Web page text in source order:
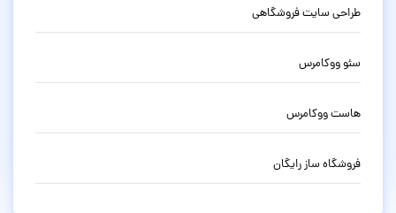
طراحی سایت فروشگاهی
سئو ووکامرس
هاست ووکامرس
فروشگاه ساز رایگان